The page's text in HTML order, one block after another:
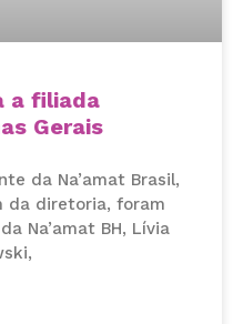
a filiada
Gerais
da Na’amat Brasil,
da diretoria, foram
Na’amat BH, Lívia